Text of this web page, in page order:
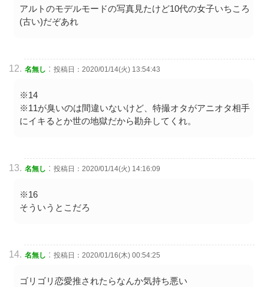
アルトのモデルモードの写真見たけど10代の女子いちころ
(古い)だぞあれ
名無し : 投稿日：2020/01/14(火) 13:54:43
※14
※11が臭いのは間違いないけど、特撮オタがアニオタ相手
にイキるとか世の地獄だから勘弁してくれ。
名無し : 投稿日：2020/01/14(火) 14:16:09
※16
そういうとこだろ
名無し : 投稿日：2020/01/16(木) 00:54:25
ゴリゴリ恋愛推されたらなんか気持ち悪い